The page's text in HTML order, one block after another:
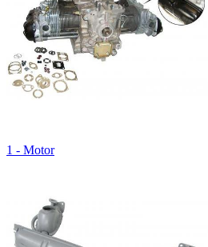
1 - Motor